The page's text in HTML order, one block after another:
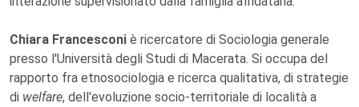
Chiara Francesconi è ricercatore di Sociologia generale
presso l'Università degli Studi di Macerata. Si occupa del
rapporto fra etnosociologia e ricerca qualitativa, di strategie
di welfare, dell'evoluzione socio-territoriale di località a